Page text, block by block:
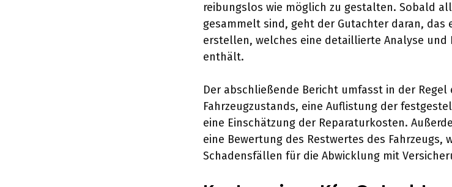
reibungslos wie möglich zu gestalten. Sobald
gesammelt sind, geht der Gutachter daran, das
erstellen, welches eine detaillierte Analyse und
enthält.
Der abschließende Bericht umfasst in der Regel
Fahrzeugzustands, eine Auflistung der
eine Einschätzung der Reparaturkosten.
eine Bewertung des Restwertes des Fahrzeugs,
Schadensfällen für die Abwicklung mit